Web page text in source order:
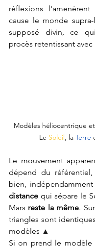
réflexions
cause le monde
supposé divin, ce
procès retentissant
Modèles héliocentrique
Le Soleil, la Terre
Le mouvement
dépend du référentiel,
distance qui sépare le
Mars reste la même.
triangles sont
modèles ▲
Si on prend le modèle